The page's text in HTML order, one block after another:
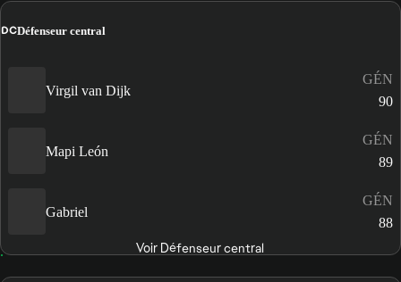
DCDéfenseur central
Virgil van Dijk
GÉN
90
Mapi León
GÉN
89
Gabriel
GÉN
88
Voir Défenseur central